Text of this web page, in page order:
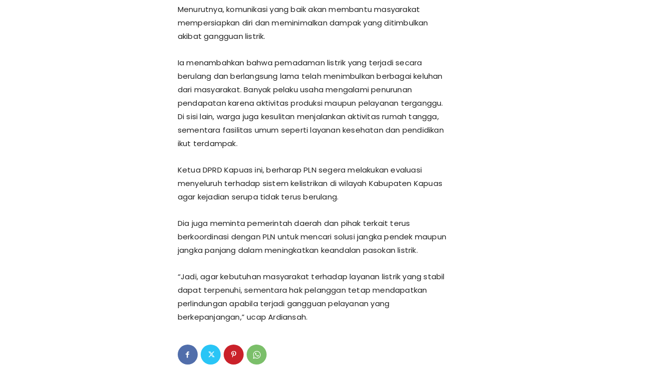
Menurutnya, komunikasi yang baik akan membantu masyarakat
mempersiapkan diri dan meminimalkan dampak yang ditimbulkan
akibat gangguan listrik.
Ia menambahkan bahwa pemadaman listrik yang terjadi secara
berulang dan berlangsung lama telah menimbulkan berbagai keluhan
dari masyarakat. Banyak pelaku usaha mengalami penurunan
pendapatan karena aktivitas produksi maupun pelayanan terganggu.
Di sisi lain, warga juga kesulitan menjalankan aktivitas rumah tangga,
sementara fasilitas umum seperti layanan kesehatan dan pendidikan
ikut terdampak.
Ketua DPRD Kapuas ini, berharap PLN segera melakukan evaluasi
menyeluruh terhadap sistem kelistrikan di wilayah Kabupaten Kapuas
agar kejadian serupa tidak terus berulang.
Dia juga meminta pemerintah daerah dan pihak terkait terus
berkoordinasi dengan PLN untuk mencari solusi jangka pendek maupun
jangka panjang dalam meningkatkan keandalan pasokan listrik.
“Jadi, agar kebutuhan masyarakat terhadap layanan listrik yang stabil
dapat terpenuhi, sementara hak pelanggan tetap mendapatkan
perlindungan apabila terjadi gangguan pelayanan yang
berkepanjangan,” ucap Ardiansah.